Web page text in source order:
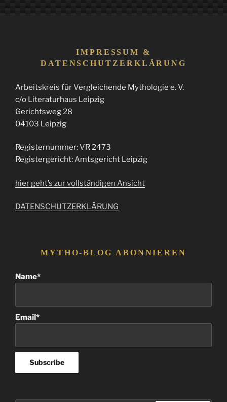
IMPRESSUM &
DATENSCHUTZERKLÄRUNG
Arbeitskreis für Vergleichende Mythologie e. V.
c/o Literaturhaus Leipzig
Gerichtsweg 28
04103 Leipzig
Registernummer: VR 2473
Registergericht: Amtsgericht Leipzig
hier geht’s zur vollständigen Ansicht
DATENSCHUTZERKLÄRUNG
MYTHO-BLOG ABONNIEREN
Name*
Email*